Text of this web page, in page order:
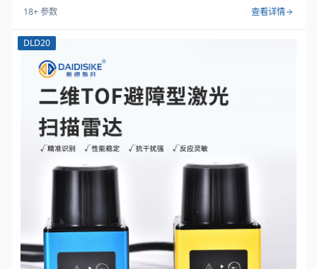
18+ 参数 查看详情
DLD20